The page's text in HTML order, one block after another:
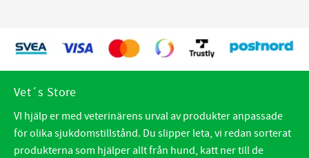
Vet´s Store
VI hjälp er med veterinärens urval av produkter anpassade
för olika sjukdomstillstånd. Du slipper leta, vi redan sorterat
produkterna som hjälper allt från hund, katt ner till de